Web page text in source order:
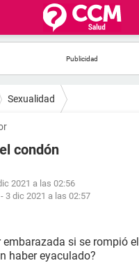
Sexualidad
condón
2021 a las 02:56
3 dic 2021 a las 02:57
embarazada si se rompió el
haber eyaculado?